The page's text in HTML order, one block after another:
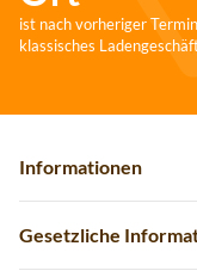
ist nach vorheriger
klassisches
Informationen
Gesetzliche